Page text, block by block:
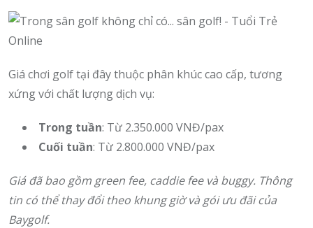
Giá chơi golf tại đây thuộc phân khúc cao cấp, tương
xứng với chất lượng dịch vụ:
Trong tuần: Từ 2.350.000 VNĐ/pax
Cuối tuần: Từ 2.800.000 VNĐ/pax
Giá đã bao gồm green fee, caddie fee và buggy. Thông
tin có thể thay đổi theo khung giờ và gói ưu đãi của
Baygolf.